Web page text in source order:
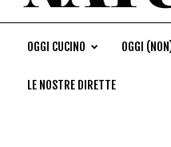
OGGI CUCINO OGGI
LE NOSTRE DIRETTE